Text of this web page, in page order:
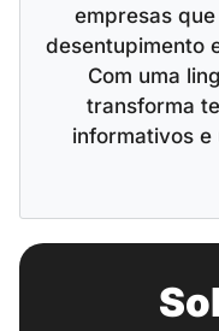
empresas
desentupimento
Com uma
transforma
informativos